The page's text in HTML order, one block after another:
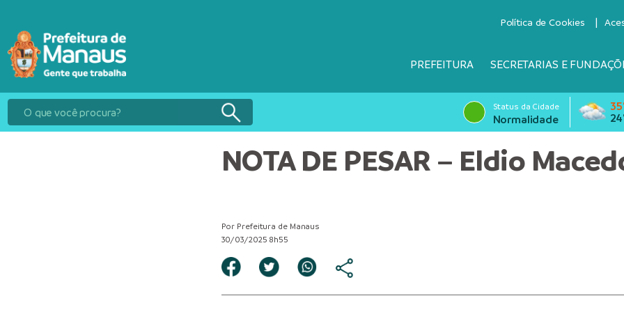
Política de Cookies
PREFEITURA SECRETARIAS E
Status da Cidade
Normalidade
NOTA DE PESAR – Eldio
Por Prefeitura de Manaus
30/03/2025 8h55